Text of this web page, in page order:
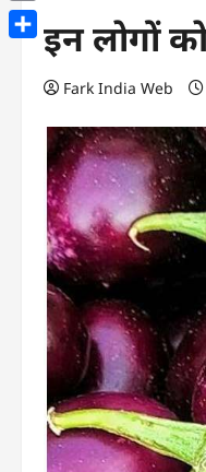
इन लोगों
Fark India Web
Copy
Link
Share